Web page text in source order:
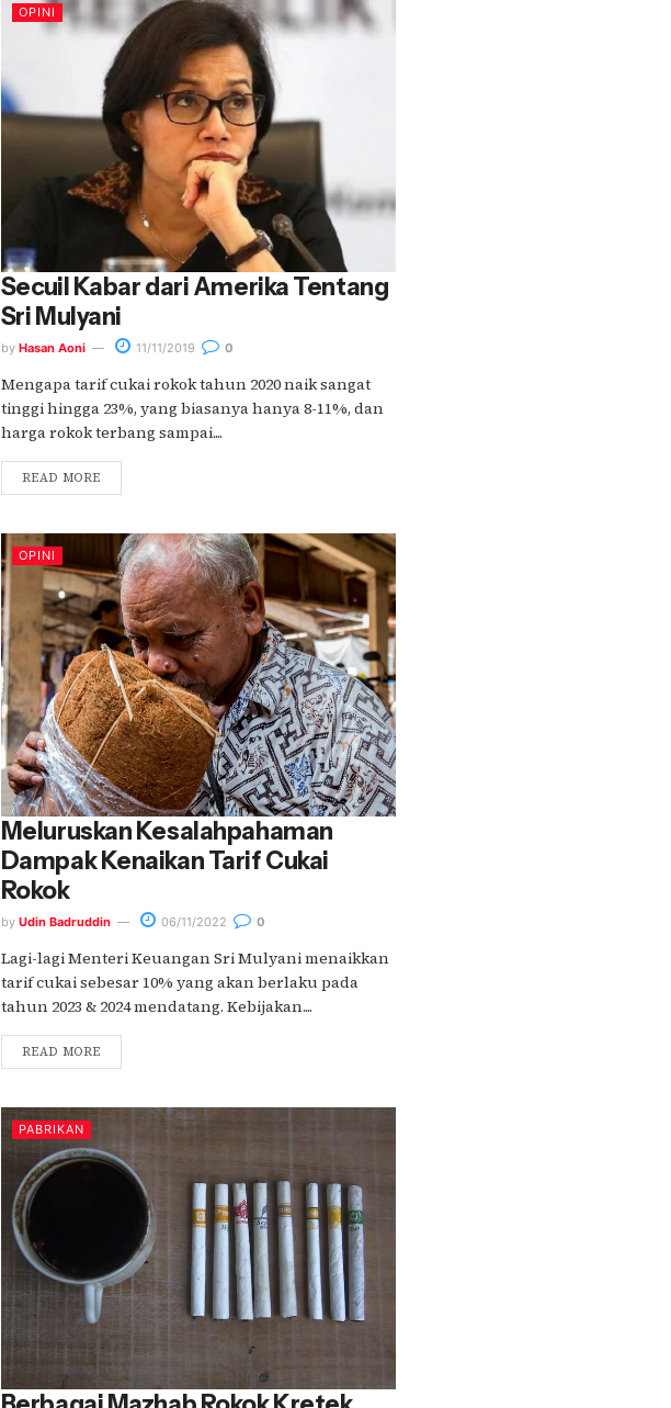
OPINI
Secuil Kabar dari Amerika Tentang
Sri Mulyani
by Hasan Aoni 11/11/2019 0
Mengapa tarif cukai rokok tahun 2020 naik sangat
tinggi hingga 23%, yang biasanya hanya 8-11%, dan
harga rokok terbang sampai....
READ MORE
OPINI
Meluruskan Kesalahpahaman
Dampak Kenaikan Tarif Cukai
Rokok
by Udin Badruddin 06/11/2022 0
Lagi-lagi Menteri Keuangan Sri Mulyani menaikkan
tarif cukai sebesar 10% yang akan berlaku pada
tahun 2023 & 2024 mendatang. Kebijakan....
READ MORE
PABRIKAN